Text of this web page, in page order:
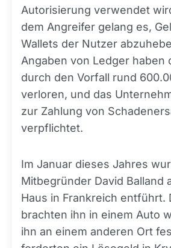
Autorisierung verwendet
dem Angreifer gelang es,
Wallets der Nutzer
Angaben von Ledger haben
durch den Vorfall rund
verloren, und das
zur Zahlung von
verpflichtet.
Im Januar dieses Jahres
Mitbegründer David Balland
Haus in Frankreich entführt.
brachten ihn in einem Auto
ihn an einem anderen Ort